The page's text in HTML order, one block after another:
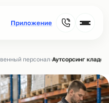
персонал›Аутсорсинг